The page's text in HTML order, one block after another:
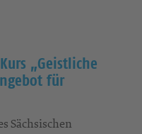
„Geistliche
für
Sächsischen